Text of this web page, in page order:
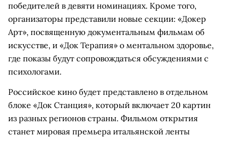
победителей в девяти номинациях. Кроме того,
организаторы представили новые секции: «Докер
Арт», посвященную документальным фильмам об
искусстве, и «Док Терапия» о ментальном здоровье,
где показы будут сопровождаться обсуждениями с
психологами.
Российское кино будет представлено в отдельном
блоке «Док Станция», который включает 20 картин
из разных регионов страны. Фильмом открытия
станет мировая премьера итальянской ленты